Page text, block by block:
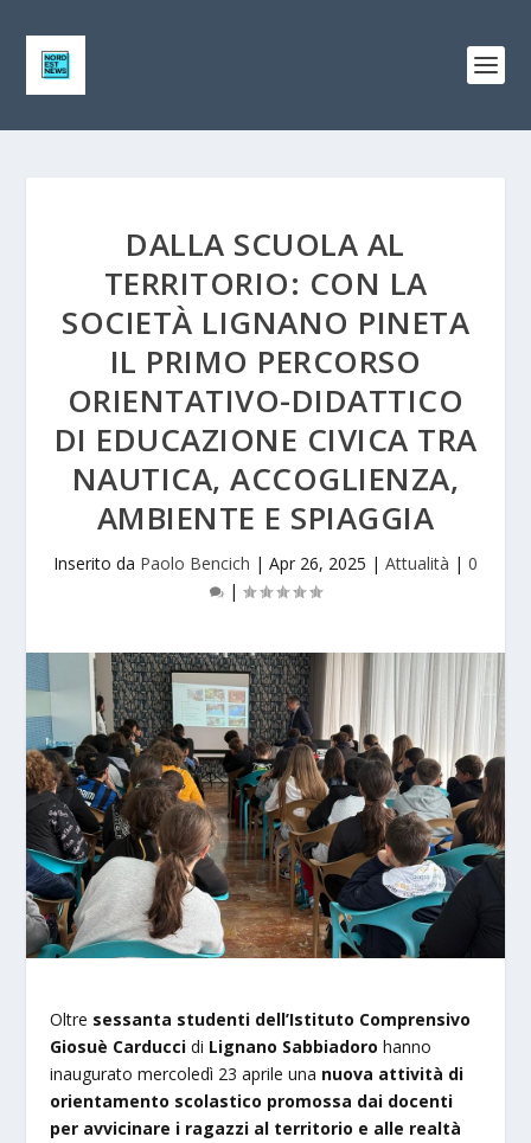
DALLA SCUOLA AL
TERRITORIO: CON LA
SOCIETÀ LIGNANO PINETA
IL PRIMO PERCORSO
ORIENTATIVO-DIDATTICO
DI EDUCAZIONE CIVICA TRA
NAUTICA, ACCOGLIENZA,
AMBIENTE E SPIAGGIA
Inserito da Paolo Bencich | Apr 26, 2025 | Attualità | 0
|
Oltre sessanta studenti dell’Istituto Comprensivo
Giosuè Carducci di Lignano Sabbiadoro hanno
inaugurato mercoledì 23 aprile una nuova attività di
orientamento scolastico promossa dai docenti
per avvicinare i ragazzi al territorio e alle realtà